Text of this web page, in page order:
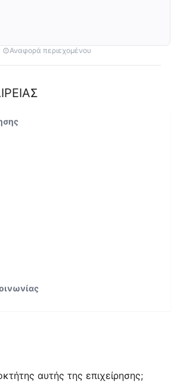
Αναφορά περιεχομένου
αυτής της επιχείρησης;